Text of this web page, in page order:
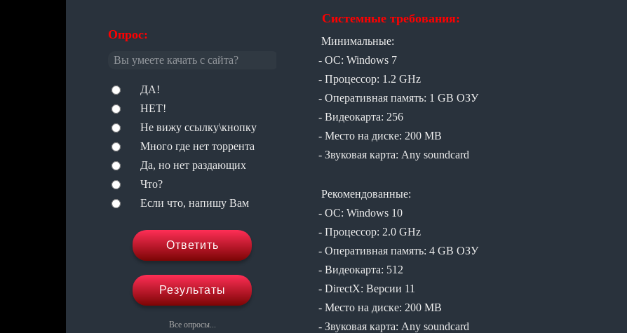
Опрос:
Вы умеете качать с сайта?
ДА!
НЕТ!
Не вижу ссылку\кнопку
Много где нет торрента
Да, но нет раздающих
Что?
Если что, напишу Вам
Ответить
Результаты
Все опросы...
Системные требования:
Минимальные:
- ОС: Windows 7
- Процессор: 1.2 GHz
- Оперативная память: 1 GB ОЗУ
- Видеокарта: 256
- Место на диске: 200 MB
- Звуковая карта: Any soundcard
Рекомендованные:
- ОС: Windows 10
- Процессор: 2.0 GHz
- Оперативная память: 4 GB ОЗУ
- Видеокарта: 512
- DirectX: Версии 11
- Место на диске: 200 MB
- Звуковая карта: Any soundcard